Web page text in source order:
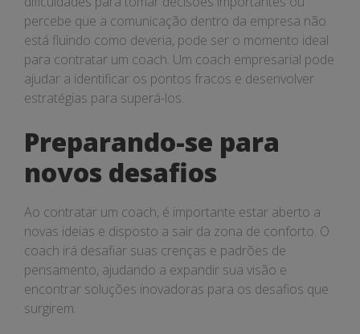
percebe que a comunicação dentro da empresa não
está fluindo como deveria, pode ser o momento ideal
para contratar um coach. Um coach empresarial pode
ajudar a identificar os pontos fracos e desenvolver
estratégias para superá-los.
Preparando-se para
novos desafios
Ao contratar um coach, é importante estar aberto a
novas ideias e disposto a sair da zona de conforto. O
coach irá desafiar suas crenças e padrões de
pensamento, ajudando a expandir sua visão e
encontrar soluções inovadoras para os desafios que
surgirem.